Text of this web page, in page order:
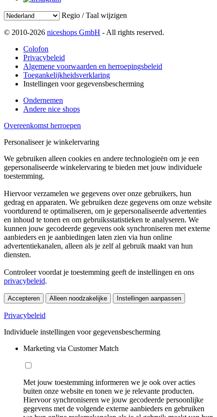
Regio / Taal wijzigen
© 2010-2026 niceshops GmbH - All rights reserved.
Colofon
Privacybeleid
Algemene voorwaarden en herroepingsbeleid
Toegankelijkheidsverklaring
Instellingen voor gegevensbescherming
Ondernemen
Andere nice shops
Overeenkomst herroepen
Personaliseer je winkelervaring
We gebruiken alleen cookies en andere technologieën om je een
gepersonaliseerde winkelervaring te bieden met jouw individuele
toestemming.
Hiervoor verzamelen we gegevens over onze gebruikers, hun
gedrag en apparaten. We gebruiken deze gegevens om onze website
voortdurend te optimaliseren, om je gepersonaliseerde advertenties
en inhoud te tonen en om gebruiksstatistieken te analyseren. We
kunnen jouw gecodeerde gegevens ook synchroniseren met externe
aanbieders en je aanbiedingen laten zien via hun online
advertentiekanalen, alleen als je zelf al gebruik maakt van hun
diensten.
Controleer voordat je toestemming geeft de instellingen en ons
privacybeleid.
Accepteren Alleen noodzakelijke Instellingen aanpassen
Privacybeleid
Individuele instellingen voor gegevensbescherming
Marketing via Customer Match
Met jouw toestemming informeren we je ook over acties
buiten onze website en tonen we je relevante producten.
Hiervoor synchroniseren we jouw gecodeerde persoonlijke
gegevens met de volgende externe aanbieders en gebruiken